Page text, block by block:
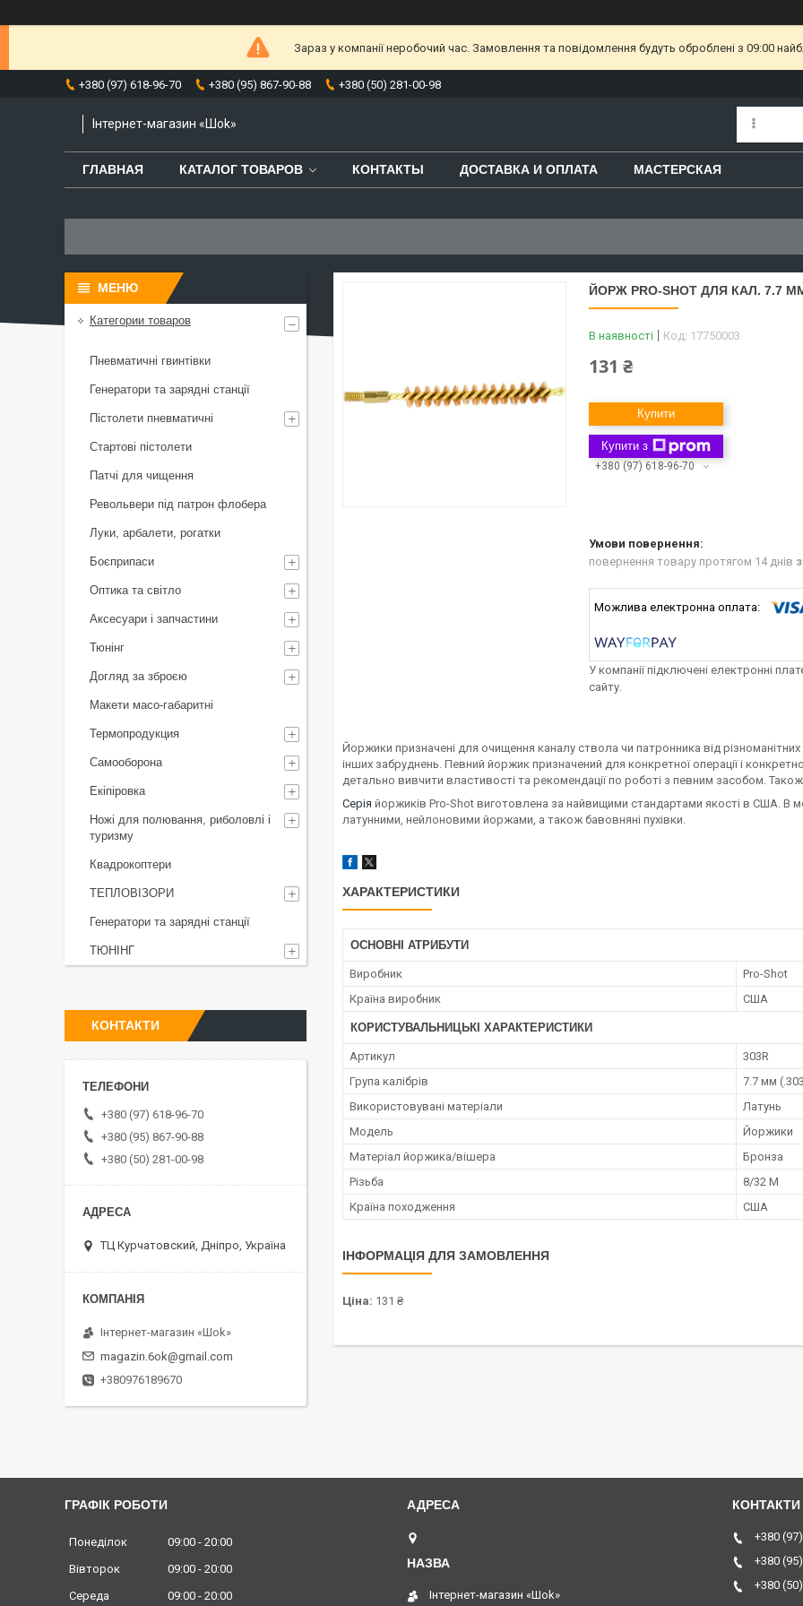
Зараз у компанії неробочий час. Замовлення та повідомлення будуть оброблені з 09:00
+380 (97) 618-96-70 +380 (95) 867-90-88 +380 (50) 281-00-98
Інтернет-магазин «Шоk»
ГЛАВНАЯ КАТАЛОГ ТОВАРОВ КОНТАКТЫ ДОСТАВКА И ОПЛАТА МАСТЕРСКАЯ
ЙОРЖ PRO-SHOT ДЛЯ КАЛ. 7.7
В наявності Код: 17750003
131 ₴
Купити
Купити з
+380 (97) 618-96-70
повернення товару протягом 14 днів
У компанії підключені електронні
сайту.
Йоржики призначені для очищення каналу ствола чи патронника від
інших забруднень. Певний йоржик призначений для конкретної операції і
детально вивчити властивості та рекомендації по роботі з певним засобом.
Серія йоржиків Pro-Shot виготовлена за найвищими стандартами якості в США. В
латунними, нейлоновими йоржами, а також бавовняні пухівки.
ХАРАКТЕРИСТИКИ
ОСНОВНІ АТРИБУТИ
Виробник
Pro-Shot
Країна виробник
США
КОРИСТУВАЛЬНИЦЬКІ ХАРАКТЕРИСТИКИ
Артикул
303R
Група калібрів
7.7 мм
Використовувані матеріали
Латунь
Мoдель
Йоржики
Матеріал йоржика/вішера
Бронза
Різьба
8/32 M
Країна походження
CША
ІНФОРМАЦІЯ ДЛЯ ЗАМОВЛЕННЯ
Ціна: 131 ₴
Категории товаров
Пневматичні гвинтівки
Генератори та зарядні станції
Пістолети пневматичні
Стартові пістолети
Патчі для чищення
Револьвери під патрон флобера
Луки, арбалети, рогатки
Боєприпаси
Оптика та світло
Аксесуари і запчастини
Тюнінг
Догляд за зброєю
Макети масо-габаритні
Термопродукция
Самооборона
Екіпіровка
Ножі для полювання, риболовлі і
туризму
Квадрокоптери
ТЕПЛОВІЗОРИ
Генератори та зарядні станції
ТЮНІНГ
КОНТАКТИ
+380 (97) 618-96-70
+380 (95) 867-90-88
+380 (50) 281-00-98
ТЦ Курчатовский, Дніпро, Україна
Інтернет-магазин «Шоk»
magazin.6ok@gmail.com
+380976189670
ГРАФІК РОБОТИ
Понеділок 09:00
20:00
Вівторок
09:00
20:00
Середа
09:00 20:00 Інтернет-магазин «Шоk»
+380
+380
+380